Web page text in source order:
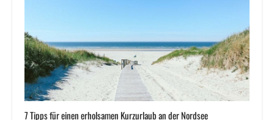
7 Tipps für einen erholsamen Kurzurlaub an der Nordsee